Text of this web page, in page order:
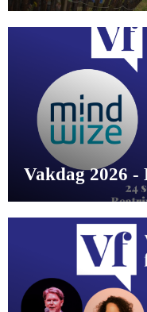
Vakdag 2026 -